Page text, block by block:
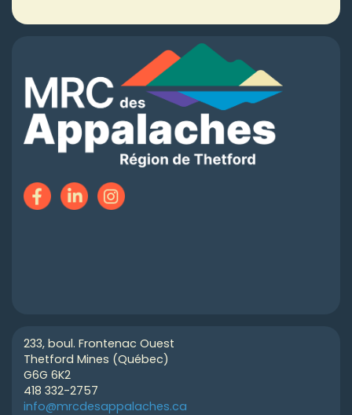
233, boul. Frontenac Ouest
Thetford Mines (Québec)
G6G 6K2
418 332-2757
info@mrcdesappalaches.ca